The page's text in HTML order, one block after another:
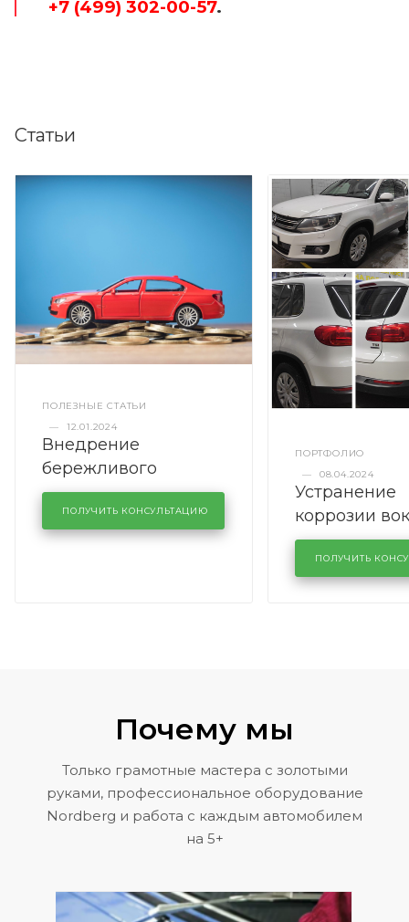
+7 (499) 302-00-57.
Статьи
ПОЛЕЗНЫЕ СТАТЬИ
—
12.01.2024
Внедрение
бережливого
производства в
кузовном сервисе
KUTUZOVV
ПОЛУЧИТЬ КОНСУЛЬТАЦИЮ
ПОРТФОЛИО
—
08.04.2024
Устранение
коррозии
лобового
районе
Volkswagen
ПОЛУЧИТЬ
Почему мы
Только грамотные мастера с золотыми
руками, профессиональное оборудование
Nordberg и работа с каждым автомобилем
на 5+